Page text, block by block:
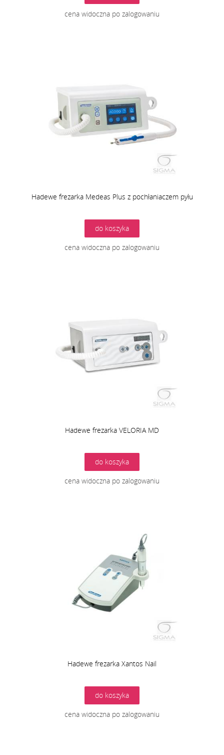
cena widoczna po zalogowaniu
Hadewe frezarka Medeas Plus z pochłaniaczem pyłu
do koszyka
cena widoczna po zalogowaniu
Hadewe frezarka VELORIA MD
do koszyka
cena widoczna po zalogowaniu
Hadewe frezarka Xantos Nail
do koszyka
cena widoczna po zalogowaniu